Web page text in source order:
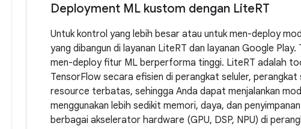
Deployment ML kustom dengan LiteRT
Untuk kontrol yang lebih besar atau untuk men-deploy
yang dibangun di layanan LiteRT dan layanan Google
men-deploy fitur ML berperforma tinggi. LiteRT adalah
TensorFlow secara efisien di perangkat seluler,
resource terbatas, sehingga Anda dapat menjalankan
menggunakan lebih sedikit memori, daya, dan
berbagai akselerator hardware (GPU, DSP, NPU) di